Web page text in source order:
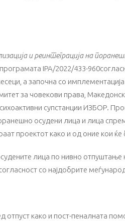
и реинтеграција на
IPA/2022/433-
а започна со
за човекови права,
супстанции ИЗБОР.
осудени лица и лица
проектот како и од оние кои ќе
лица по нивно отпуштање
со најдобрите
отпуст како и пост-пеналната